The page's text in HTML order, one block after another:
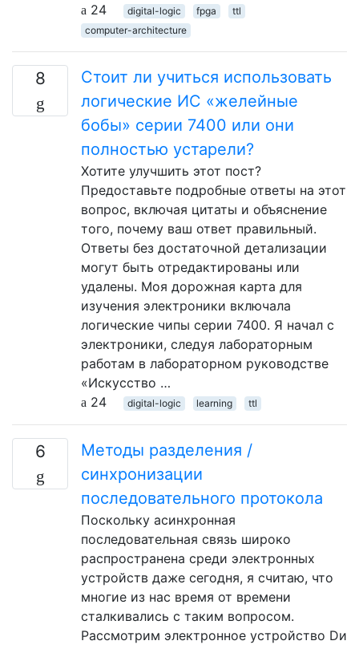
24
digital-logic fpga
ttl
computer-architecture
8
Стоит ли учиться использовать
логические ИС «желейные
бобы» серии 7400 или они
полностью устарели?
Хотите улучшить этот пост?
Предоставьте подробные ответы на этот
вопрос, включая цитаты и объяснение
того, почему ваш ответ правильный.
Ответы без достаточной детализации
могут быть отредактированы или
удалены. Моя дорожная карта для
изучения электроники включала
логические чипы серии 7400. Я начал с
электроники, следуя лабораторным
работам в лабораторном руководстве
«Искусство …
24
digital-logic learning ttl
6
Методы разделения /
синхронизации
последовательного протокола
Поскольку асинхронная
последовательная связь широко
распространена среди электронных
устройств даже сегодня, я считаю, что
многие из нас время от времени
сталкивались с таким вопросом.
Рассмотрим электронное устройство Dи